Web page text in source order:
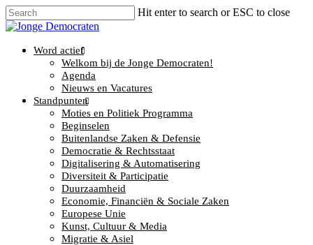
Hit enter to search or ESC to close
Word actief
Welkom bij de Jonge Democraten!
Agenda
Nieuws en Vacatures
Standpunten
Moties en Politiek Programma
Beginselen
Buitenlandse Zaken & Defensie
Democratie & Rechtsstaat
Digitalisering & Automatisering
Diversiteit & Participatie
Duurzaamheid
Economie, Financiën & Sociale Zaken
Europese Unie
Kunst, Cultuur & Media
Migratie & Asiel